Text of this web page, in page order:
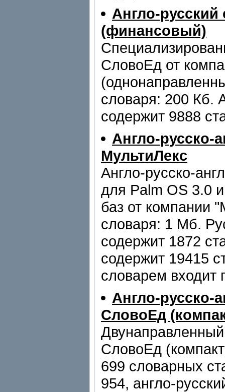
Англо-
(финансовый)
СловоЕд от
словаря: 200 Кб.
содержит 9888
Англо-русско-
МультиЛекс
Англо-русско-
для Palm OS 3.0
баз от компании
словаря: 1 Мб.
содержит 1872
содержит 19415
словарем входит
Англо-русско-
СловоЕд
СловоЕд
699 словарных
954, англо-